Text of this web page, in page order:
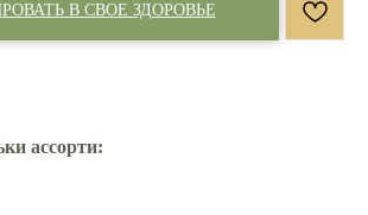
В СВОЕ ЗДОРОВЬЕ
ассорти: